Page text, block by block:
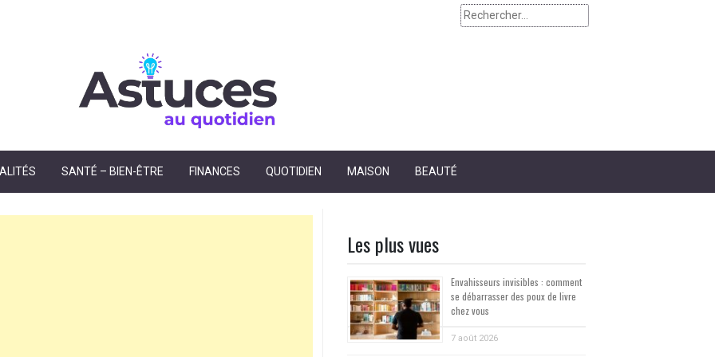
SANTÉ – BIEN-ÊTRE FINANCES QUOTIDIEN MAISON BEAUTÉ
Les plus vues
Envahisseurs invisibles : comment
se débarrasser des poux de livre
chez vous
7 août 2026